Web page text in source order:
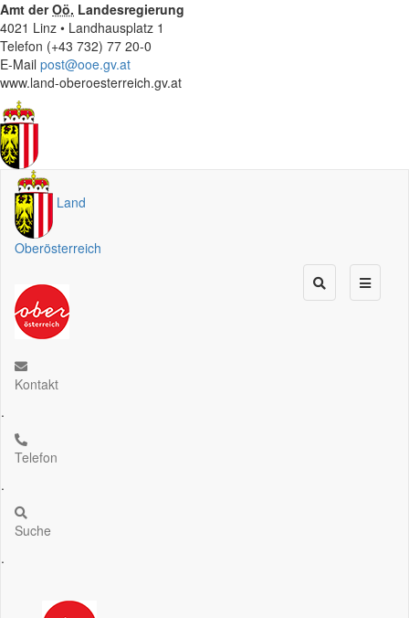
Amt derOö. Landesregierung
4021 Linz • Landhausplatz 1
Telefon (+43 732) 77 20-0
E-Mail post@ooe.gv.at
www.land-oberoesterreich.gv.at
Land
Oberösterreich
Kontakt
.
Telefon
.
Suche
.